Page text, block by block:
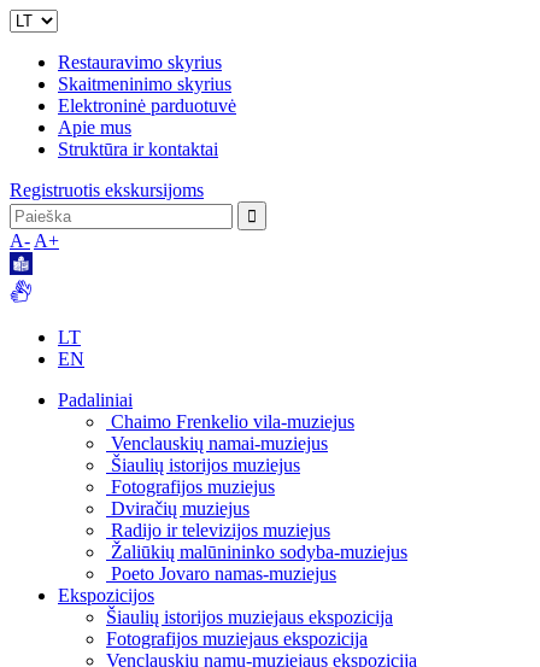
Restauravimo skyrius
Skaitmeninimo skyrius
Elektroninė parduotuvė
Apie mus
Struktūra ir kontaktai
Registruotis ekskursijoms
A- A+
LT
EN
Padaliniai
Chaimo Frenkelio vila-muziejus
Venclauskių namai-muziejus
Šiaulių istorijos muziejus
Fotografijos muziejus
Dviračių muziejus
Radijo ir televizijos muziejus
Žaliūkių malūnininko sodyba-muziejus
Poeto Jovaro namas-muziejus
Ekspozicijos
Šiaulių istorijos muziejaus ekspozicija
Fotografijos muziejaus ekspozicija
Venclauskių namų-muziejaus ekspozicija